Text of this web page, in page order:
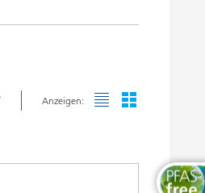
Anzeigen: